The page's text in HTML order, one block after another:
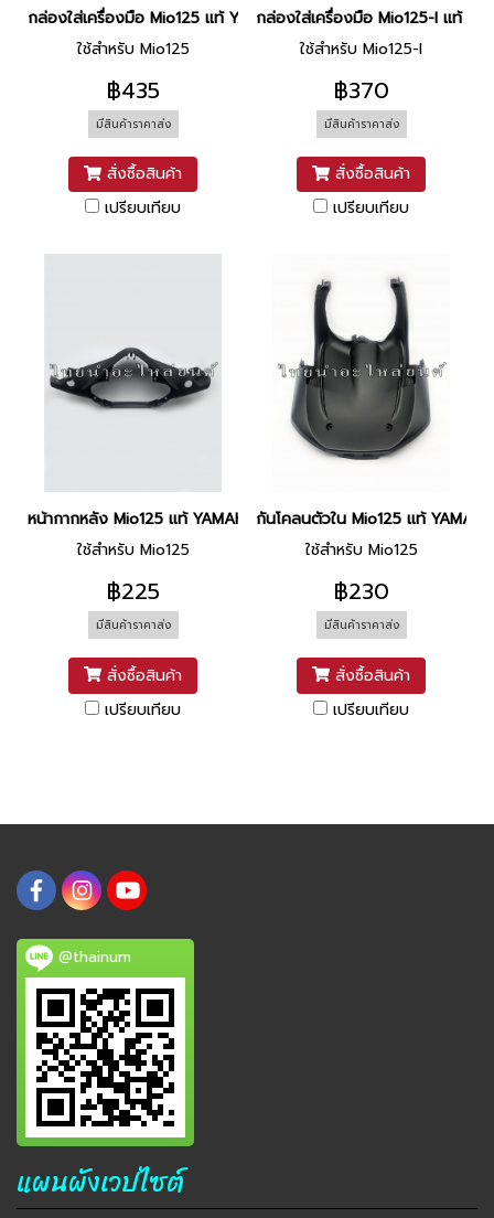
กล่องใส่เครื่องมือ Mio125 แท้ YAMAHA
ใช้สำหรับ Mio125
฿435
มีสินค้าราคาส่ง
สั่งซื้อสินค้า
เปรียบเทียบ
กล่องใส่เครื่องมือ Mio125-I แท้
ใช้สำหรับ Mio125-I
฿370
มีสินค้าราคาส่ง
สั่งซื้อสินค้า
เปรียบเทียบ
หน้ากากหลัง Mio125 แท้ YAMAHA
ใช้สำหรับ Mio125
฿225
มีสินค้าราคาส่ง
สั่งซื้อสินค้า
เปรียบเทียบ
กันโคลนตัวใน Mio125 แท้ YAMAHA
ใช้สำหรับ Mio125
฿230
มีสินค้าราคาส่ง
สั่งซื้อสินค้า
เปรียบเทียบ
@thainum
แผนผังเวปไซต์